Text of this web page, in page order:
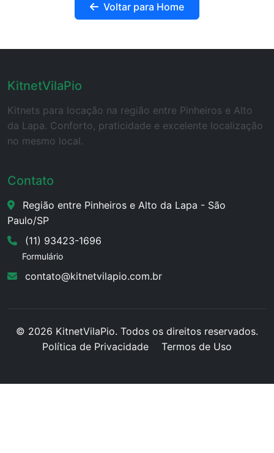
Voltar para Home
KitnetVilaPio
Kitnets para locação na região entre Pinheiros e Alto
da Lapa. Conforto, praticidade e excelente localização
no mesmo local.
Contato
Região entre Pinheiros e Alto da Lapa - São
Paulo/SP
(11) 93423-1696
Formulário
contato@kitnetvilapio.com.br
© 2026 KitnetVilaPio. Todos os direitos reservados.
Política de Privacidade
Termos de Uso